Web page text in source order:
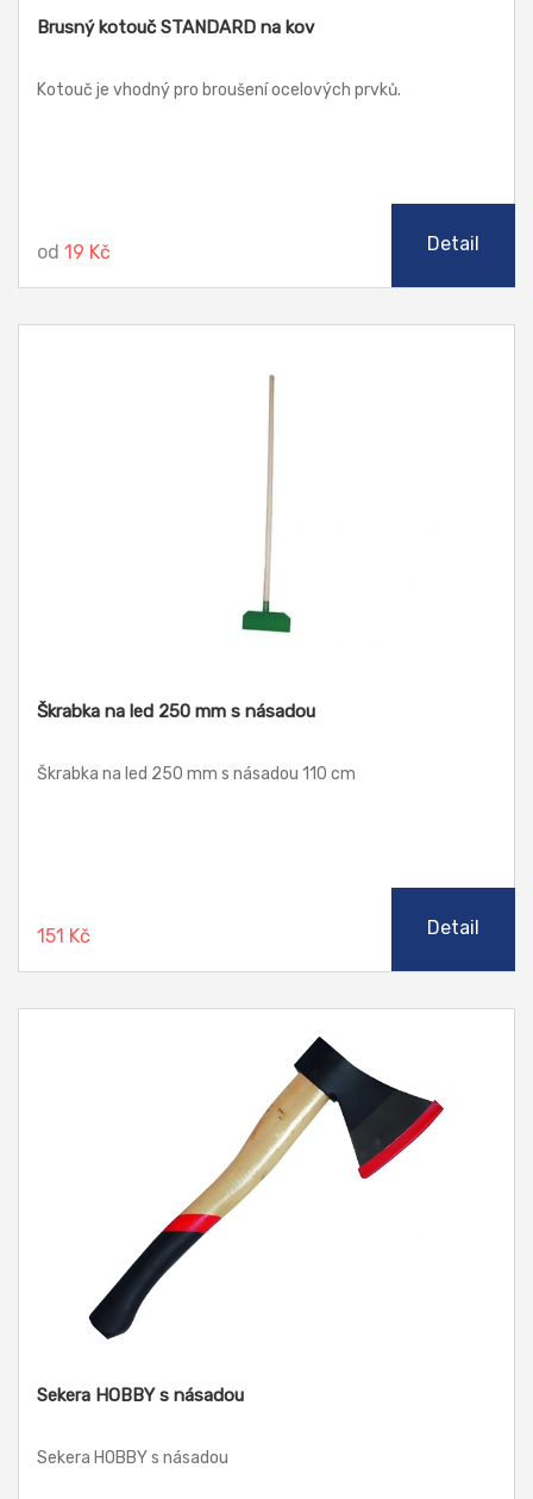
Brusný kotouč STANDARD na kov
Kotouč je vhodný pro broušení ocelových prvků.
od 19 Kč Detail
Škrabka na led 250 mm s násadou
Škrabka na led 250 mm s násadou 110 cm
151 Kč Detail
Sekera HOBBY s násadou
Sekera HOBBY s násadou